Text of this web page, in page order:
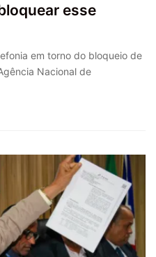
esse
em torno do bloqueio de
Nacional de